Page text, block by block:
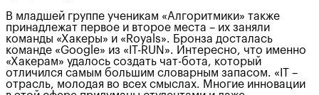
В младшей группе ученикам «Алгоритмики» также
принадлежат первое и второе места – их заняли
команды «Хакеры» и «Royals». Бронза досталась
команде «Google» из «IT-RUN». Интересно, что именно
«Хакерам» удалось создать чат-бота, который
отличился самым большим словарным запасом. «IT –
отрасль, молодая во всех смыслах. Многие инновации